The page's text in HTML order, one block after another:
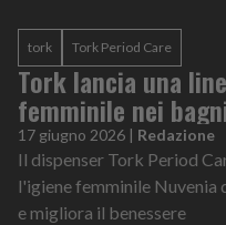
tork Tork Period Care
Tork lancia una
femminile nei
17 giugno 2026 | Redazione
Il dispenser Tork Period
l'igiene femminile Nuvenia
e migliora il benessere